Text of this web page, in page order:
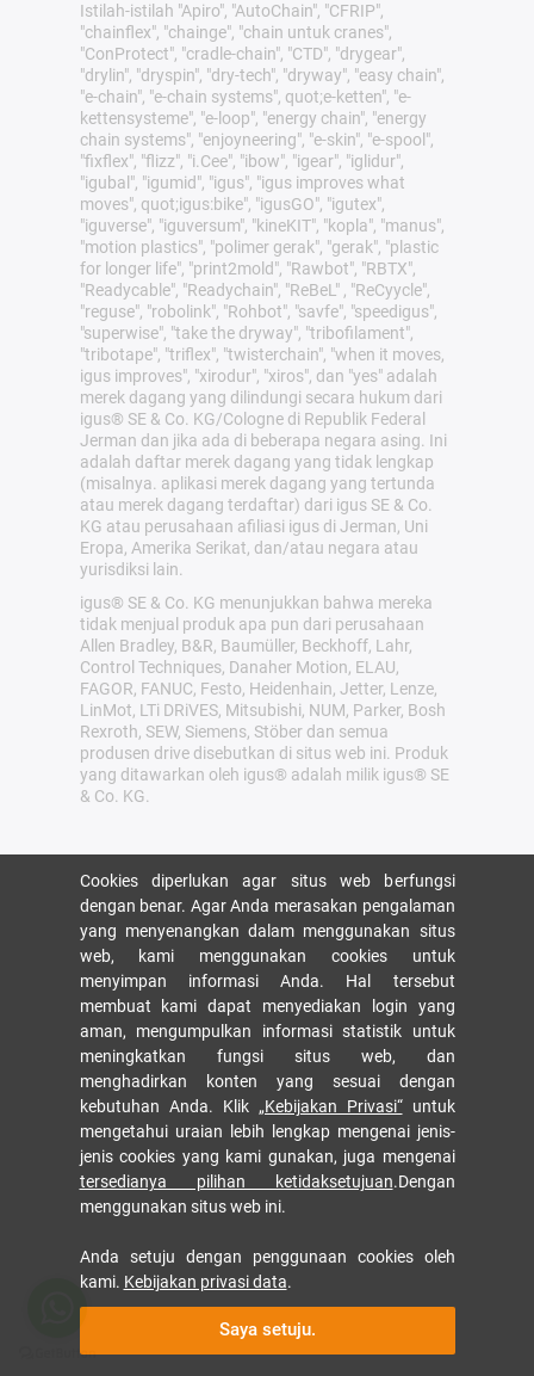
Istilah-istilah "Apiro", "AutoChain", "CFRIP",
"chainflex", "chainge", "chain untuk cranes",
"ConProtect", "cradle-chain", "CTD", "drygear",
"drylin", "dryspin", "dry-tech", "dryway", "easy chain",
"e-chain", "e-chain systems", quot;e-ketten", "e-
kettensysteme", "e-loop", "energy chain", "energy
chain systems", "enjoyneering", "e-skin", "e-spool",
"fixflex", "flizz", "i.Cee", "ibow", "igear", "iglidur",
"igubal", "igumid", "igus", "igus improves what
moves", quot;igus:bike", "igusGO", "igutex",
"iguverse", "iguversum", "kineKIT", "kopla", "manus",
"motion plastics", "polimer gerak", "gerak", "plastic
for longer life", "print2mold", "Rawbot", "RBTX",
"Readycable", "Readychain", "ReBeL" , "ReCyycle",
"reguse", "robolink", "Rohbot", "savfe", "speedigus",
"superwise", "take the dryway", "tribofilament",
"tribotape", "triflex", "twisterchain", "when it moves,
igus improves", "xirodur", "xiros", dan "yes" adalah
merek dagang yang dilindungi secara hukum dari
igus® SE & Co. KG/Cologne di Republik Federal
Jerman dan jika ada di beberapa negara asing. Ini
adalah daftar merek dagang yang tidak lengkap
(misalnya. aplikasi merek dagang yang tertunda
atau merek dagang terdaftar) dari igus SE & Co.
KG atau perusahaan afiliasi igus di Jerman, Uni
Eropa, Amerika Serikat, dan/atau negara atau
yurisdiksi lain.
igus® SE & Co. KG menunjukkan bahwa mereka
tidak menjual produk apa pun dari perusahaan
Allen Bradley, B&R, Baumüller, Beckhoff, Lahr,
Control Techniques, Danaher Motion, ELAU,
FAGOR, FANUC, Festo, Heidenhain, Jetter, Lenze,
LinMot, LTi DRiVES, Mitsubishi, NUM, Parker, Bosh
Rexroth, SEW, Siemens, Stöber dan semua
produsen drive disebutkan di situs web ini. Produk
yang ditawarkan oleh igus® adalah milik igus® SE
& Co. KG.
Cookies diperlukan agar situs web berfungsi
dengan benar. Agar Anda merasakan pengalaman
yang menyenangkan dalam menggunakan situs
web, kami menggunakan cookies untuk
menyimpan informasi Anda. Hal tersebut
membuat kami dapat menyediakan login yang
aman, mengumpulkan informasi statistik untuk
meningkatkan fungsi situs web, dan
menghadirkan konten yang sesuai dengan
kebutuhan Anda. Klik „Kebijakan Privasi“untuk
mengetahui uraian lebih lengkap mengenai jenis-
jenis cookies yang kami gunakan, juga mengenai
tersedianya pilihan ketidaksetujuan.Dengan
menggunakan situs web ini.
Anda setuju dengan penggunaan cookies oleh
kami. Kebijakan privasi data.
Saya setuju.